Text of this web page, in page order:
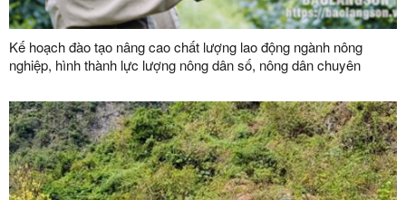
Kế hoạch đào tạo nâng cao chất lượng lao động ngành nông
nghiệp, hình thành lực lượng nông dân số, nông dân chuyên
năm 2026